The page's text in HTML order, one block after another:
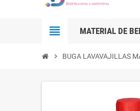
view_headline MATERIAL DE
chevron_right BUGA LAVAVAJILLAS